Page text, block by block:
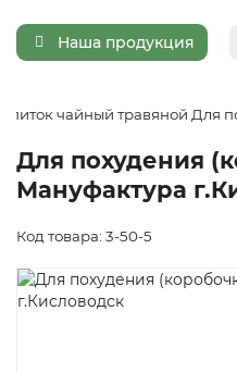
Наша продукция
чайный травяной Для
Для похудения
Мануфактура
Код товара: 3-50-5